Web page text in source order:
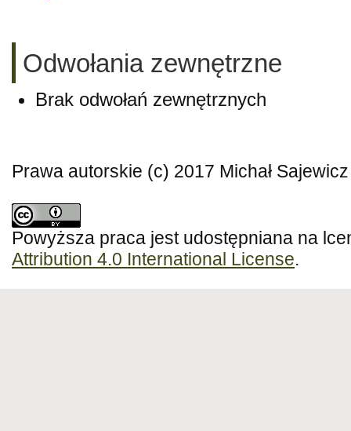
Odwołania zewnętrzne
Brak odwołań zewnętrznych
Prawa autorskie (c) 2017 Michał Sajewicz
Powyższa praca jest udostępniana na
Attribution 4.0 International License.